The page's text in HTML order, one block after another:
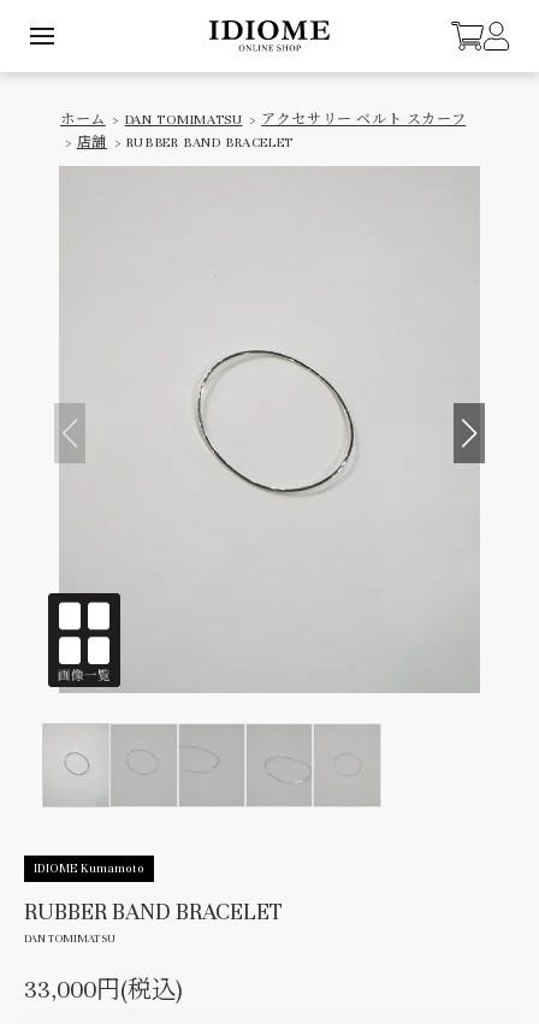
ホーム > DAN TOMIMATSU > アクセサリー ベルト スカーフ
> 店舗 > RUBBER BAND BRACELET
IDIOME Kumamoto
RUBBER BAND BRACELET
DAN TOMIMATSU
33,000円(税込)